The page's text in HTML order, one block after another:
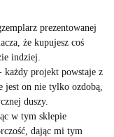
prezentowanej
że kupujesz coś
indziej.
każdy projekt powstaje z
jest on nie tylko ozdobą,
duszy.
w tym sklepie
dając mi tym